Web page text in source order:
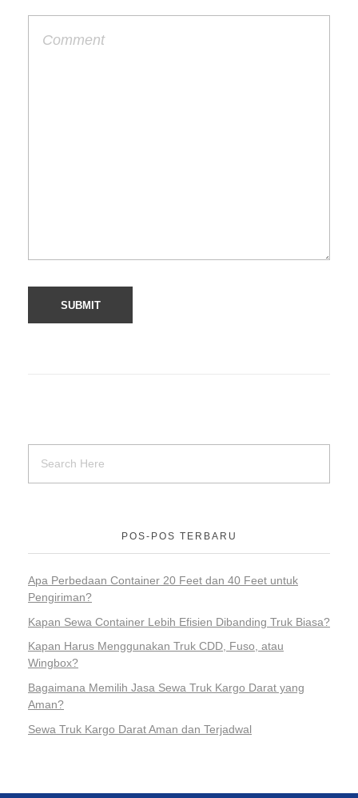
POS-POS TERBARU
Apa Perbedaan Container 20 Feet dan 40 Feet untuk
Pengiriman?
Kapan Sewa Container Lebih Efisien Dibanding Truk Biasa?
Kapan Harus Menggunakan Truk CDD, Fuso, atau
Wingbox?
Bagaimana Memilih Jasa Sewa Truk Kargo Darat yang
Aman?
Sewa Truk Kargo Darat Aman dan Terjadwal